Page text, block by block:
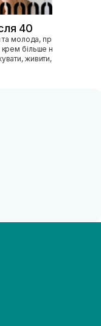
40
крем більше не може
живити, покр...